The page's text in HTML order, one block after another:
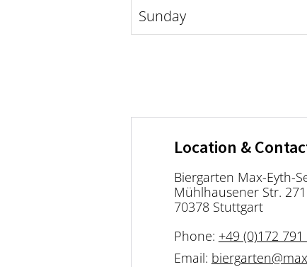
Sunday
Location &
Biergarten Max-Eyth-
Mühlhausener Str. 271
70378 Stuttgart
Phone: +49 (0)172
Email: